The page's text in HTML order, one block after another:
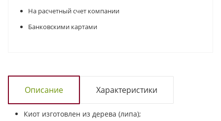
На расчетный счет компании
Банковскими картами
Описание Характеристики
Киот изготовлен из дерева (липа);